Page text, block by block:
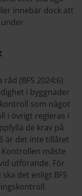
innebär dock att
(BFS 2024:6)
i byggnader
som något
i övrigt regleras i
de krav på
är det inte tillåtet
måste
utförande. För
det enligt BFS